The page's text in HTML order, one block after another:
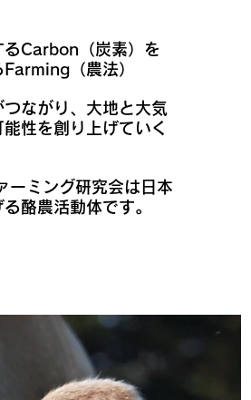
るCarbon（炭素）を
（農法）
ながり、大地と大気
性を創り上げていく
ミング研究会は日本
酪農活動体です。